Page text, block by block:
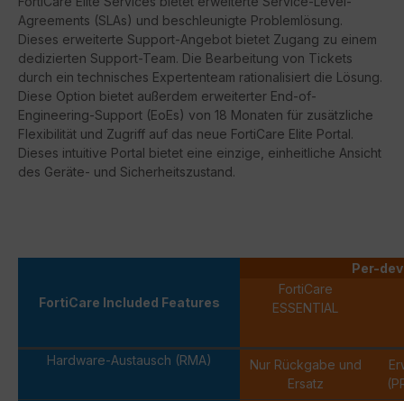
Agreements (SLAs) und beschleunigte Problemlösung.
Dieses erweiterte Support-Angebot bietet Zugang zu einem
dedizierten Support-Team. Die Bearbeitung von Tickets
durch ein technisches Expertenteam rationalisiert die Lösung.
Diese Option bietet außerdem erweiterter End-of-
Engineering-Support (EoEs) von 18 Monaten für zusätzliche
Flexibilität und Zugriff auf das neue FortiCare Elite Portal.
Dieses intuitive Portal bietet eine einzige, einheitliche Ansicht
des Geräte- und Sicherheitszustand.
FortiCare Included Features
Per-
FortiCare
ESSENTIAL
Hardware-Austausch (RMA)
Nur Rückgabe und
Ersatz